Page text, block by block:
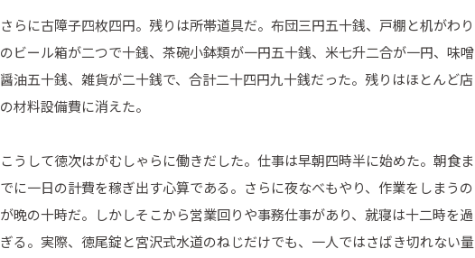
さらに古障子四枚四円。残りは所帯道具だ。布団三円五十銭、戸棚と机がわり
のビール箱が二つで十銭、茶碗小鉢類が一円五十銭、米七升二合が一円、味噌
醤油五十銭、雑貨が二十銭で、合計二十四円九十銭だった。残りはほとんど店
の材料設備費に消えた。
こうして徳次はがむしゃらに働きだした。仕事は早朝四時半に始めた。朝食ま
でに一日の計費を稼ぎ出す心算である。さらに夜なべもやり、作業をしまうの
が晩の十時だ。しかしそこから営業回りや事務仕事があり、就寝は十二時を過
ぎる。実際、徳尾錠と宮沢式水道のねじだけでも、一人ではさばき切れない量